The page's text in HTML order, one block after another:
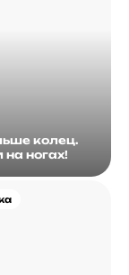
колец.
на ногах!